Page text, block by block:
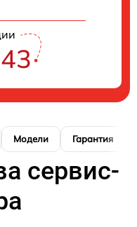
Модели Гарантия
сервис-